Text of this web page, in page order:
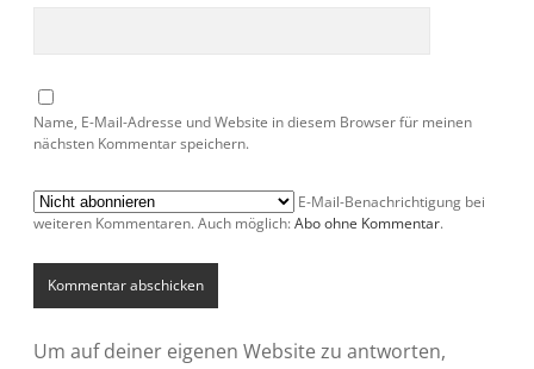
Name, E-Mail-Adresse und Website in diesem Browser für meinen
nächsten Kommentar speichern.
E-Mail-Benachrichtigung bei
weiteren Kommentaren. Auch möglich: Abo ohne Kommentar.
Um auf deiner eigenen Website zu antworten,